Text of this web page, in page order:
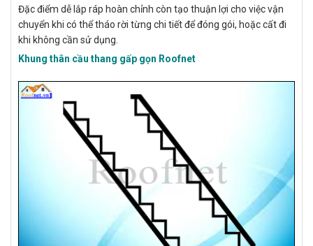
Đặc điểm dễ lắp ráp hoàn chỉnh còn tạo thuận lợi cho việc vận
chuyển khi có thể tháo rời từng chi tiết để đóng gói, hoặc cất đi
khi không cần sử dụng.
Khung thân cầu thang gấp gọn Roofnet